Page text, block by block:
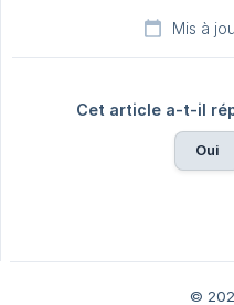
Mis à
Cet article a-t-il
Oui
©